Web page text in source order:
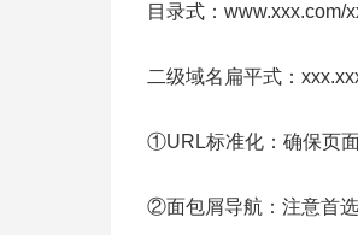
目录式：www.xxx.com/
二级域名扁平式：
①URL标准化：确保页
②面包屑导航：注意首